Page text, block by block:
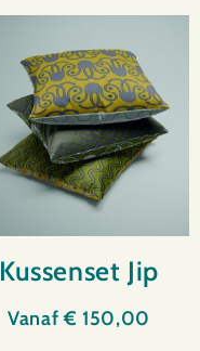
Kussenset Jip
Vanaf€ 150,00